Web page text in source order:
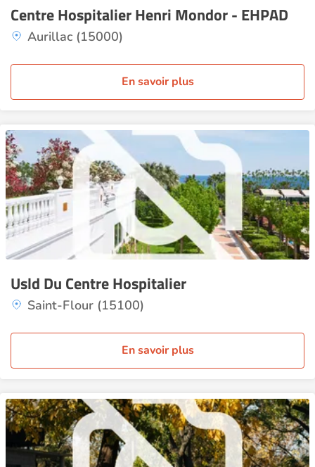
Centre Hospitalier Henri Mondor - EHPAD
Aurillac (15000)
En savoir plus
Usld Du Centre Hospitalier
Saint-Flour (15100)
En savoir plus